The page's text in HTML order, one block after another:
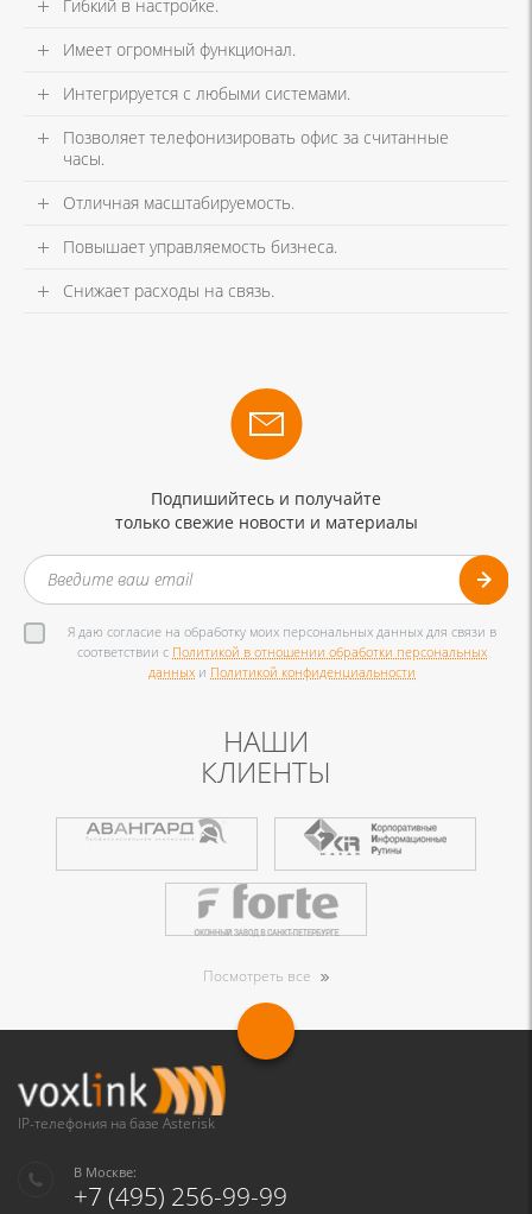
Гибкий в настройке.
Имеет огромный функционал.
Интегрируется с любыми системами.
Позволяет телефонизировать офис за считанные
часы.
Отличная масштабируемость.
Повышает управляемость бизнеса.
Снижает расходы на связь.
Подпишийтесь и получайте
только свежие новости и материалы
Я даю согласие на обработку моих персональных данных для связи в
соответствии с Политикой в отношении обработки персональных
данных и Политикой конфиденциальности
НАШИ
КЛИЕНТЫ
Посмотреть все
IP-телефония на базе Asterisk
В Москве:
+7 (495) 256-99-99